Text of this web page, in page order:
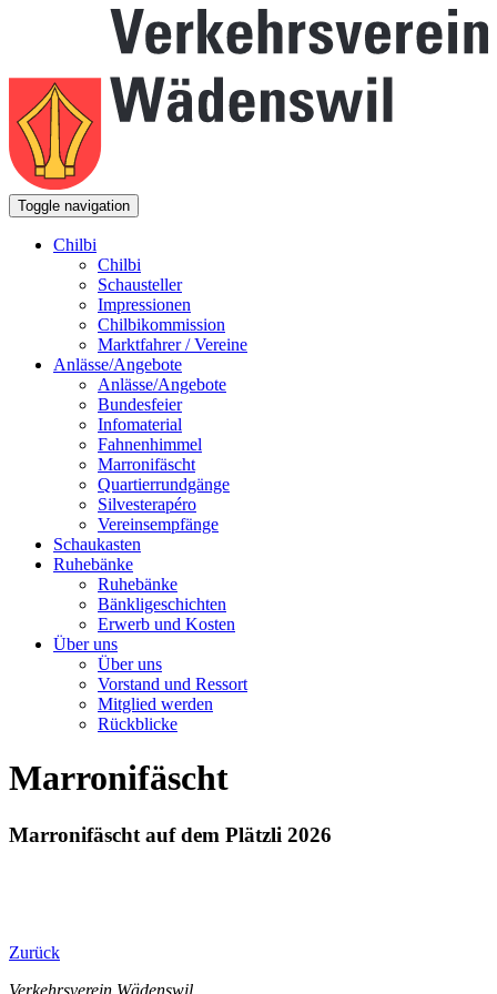
Toggle navigation
Chilbi
Chilbi
Schausteller
Impressionen
Chilbikommission
Marktfahrer / Vereine
Anlässe/Angebote
Anlässe/Angebote
Bundesfeier
Infomaterial
Fahnenhimmel
Marronifäscht
Quartierrundgänge
Silvesterapéro
Vereinsempfänge
Schaukasten
Ruhebänke
Ruhebänke
Bänkligeschichten
Erwerb und Kosten
Über uns
Über uns
Vorstand und Ressort
Mitglied werden
Rückblicke
Marronifäscht
Marronifäscht auf dem Plätzli 2026
Zurück